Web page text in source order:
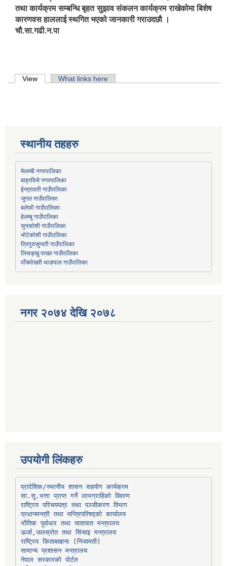
तथा कार्यक्रम सम्बन्धि बृहत सुझाव संकलन कार्यक्रम राखेकोमा बिशेष
कारणवस हाललाई स्थगित भएको जानकारी गराउदछौ ।
चौ.सा.गढी.न.पा
Primary tabs
View (active tab)What links here
स्थानीय तहहरु
मेलम्ची नगरपालिका
बाह्रविसे नगरपालिका
ईन्द्रावती गाउँपालिका
जुगल गाउँपालिका
बलेफी गाउँपालिका
हेलम्बु गाउँपालिका
सुनकोशी गाउँपालिका
भोटेकोशी गाउँपालिका
त्रिपुरासुन्दरी गाउँपालिका
लिसङ्खु पाखर गाउँपालिका
पाँचपोखरी थाङपाल गाउँपालिका
नगर २०७४ देखि २०७८
उपयोगी लिंकहरु
प्रादेशिक/स्थानीय शासन सहयोग कार्यक्रम
सा.सु.भत्ता प्राप्त गर्ने लाभग्राहिको विवरण
राष्ट्रिय परिचयपत्र तथा पञ्‍जीकरण विभाग
प्रधानमन्त्री तथा मन्त्रिपरिषद्को कार्यालय
भौतिक पूर्वाधार तथा यातायात मन्त्रालय
ऊर्जा,जलस्रोत तथा सिंचाइ मन्त्रालय
सामान्य प्रशासन मन्त्रालय
नेपाल सरकारको पोर्टल